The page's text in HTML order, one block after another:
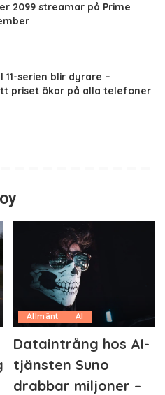
2099 streamar på Prime
11-serien blir dyrare –
priset ökar på alla telefoner
Allmänt AI
Dataintrång hos AI-
tjänsten Suno
drabbar miljoner –